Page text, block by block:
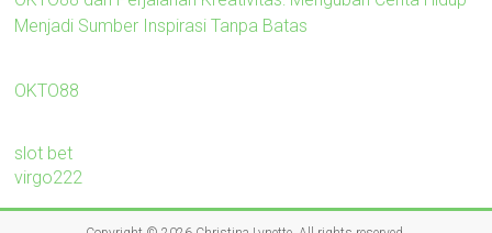
Menjadi Sumber Inspirasi Tanpa Batas
OKTO88
slot bet
virgo222